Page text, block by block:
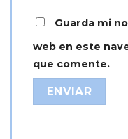
Guarda mi
web en este
que comente.